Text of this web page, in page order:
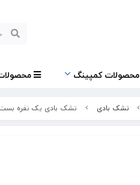
محصولات کمپینگ
تشک بادی تشک بادی یک نفره بست وی